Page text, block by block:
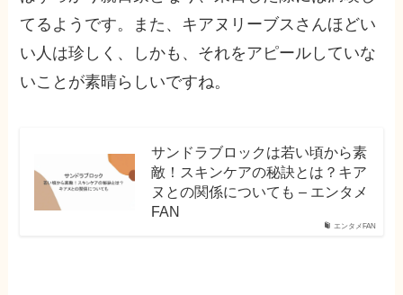
てるようです。また、キアヌリーブスさんほどい
い人は珍しく、しかも、それをアピールしていな
いことが素晴らしいですね。
エンタメFAN
サンドラブロックは若い頃から素
敵！スキンケアの秘訣とは？キア
ヌとの関係についても – エンタメ
FAN